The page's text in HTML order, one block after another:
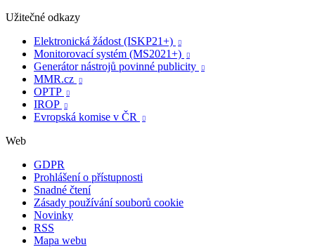
Užitečné odkazy
Elektronická žádost (ISKP21+)

Monitorovací systém (MS2021+) 
Generátor nástrojů povinné publicity 
MMR.cz 
OPTP 
IROP 
Evropská komise v ČR 
Web
GDPR
Prohlášení o přístupnosti
Snadné čtení
Zásady používání souborů cookie
Novinky
RSS
Mapa webu